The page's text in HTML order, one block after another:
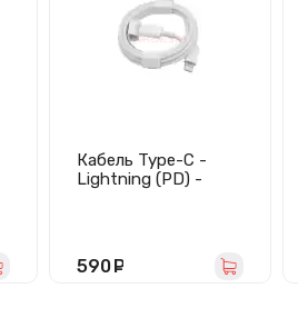
Кабель Type-C -
Lightning (PD) -
590